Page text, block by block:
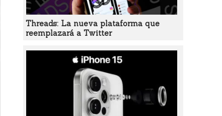
Threads: La nueva plataforma que
reemplazará a Twitter